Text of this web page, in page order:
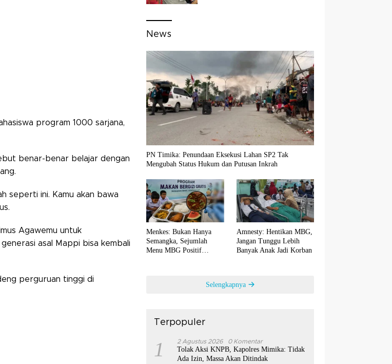
program 1000 sarjana,
benar-benar belajar dengan
seperti ini. Kamu akan bawa
Agawemu untuk
asal Mappi bisa kembali
perguruan tinggi di
News
PN Timika: Penundaan Eksekusi Lahan SP2 Tak
Mengubah Status Hukum dan Putusan Inkrah
Menkes: Bukan Hanya
Semangka, Sejumlah
Menu MBG Positif
Amnesty: Hentikan MBG,
Jangan Tunggu Lebih
Banyak Anak Jadi Korban
Selengkapnya
Terpopuler
1 2 Agustus 2026 0 Komentar
Tolak Aksi KNPB, Kapolres Mimika: Tidak
Ada Izin, Massa Akan Ditindak